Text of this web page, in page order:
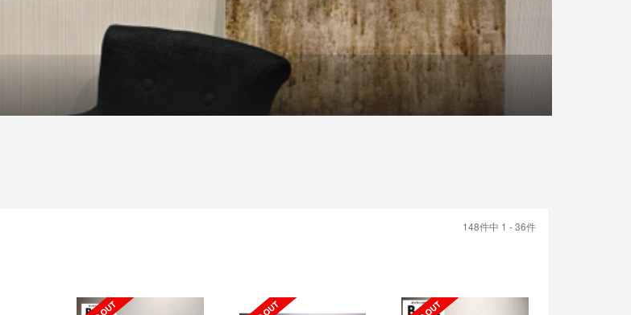
148件中 1 - 36件